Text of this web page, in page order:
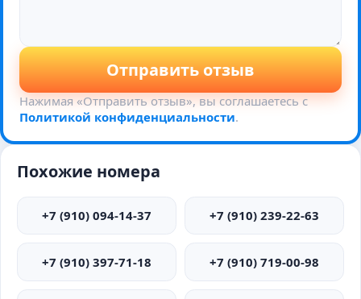
Отправить отзыв
Нажимая «Отправить отзыв», вы соглашаетесь с
Политикой конфиденциальности.
Похожие номера
+7 (910) 094-14-37 +7 (910) 239-22-63
+7 (910) 397-71-18 +7 (910) 719-00-98